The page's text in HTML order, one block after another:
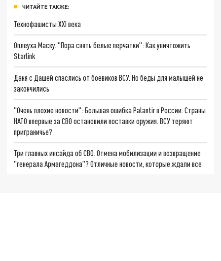
ЧИТАЙТЕ ТАКЖЕ:
Технофашисты XXI века
Оплеуха Маску. "Пора снять белые перчатки": Как уничтожить
Starlink
Даня с Дашей спаслись от боевиков ВСУ. Но беды для малышей не
закончились
"Очень плохие новости": Большая ошибка Palantir в России. Страны
НАТО впервые за СВО остановили поставки оружия. ВСУ теряют
приграничье?
Три главных инсайда об СВО. Отмена мобилизации и возвращение
"генерала Армагеддона"? Отличные новости, которые ждали все